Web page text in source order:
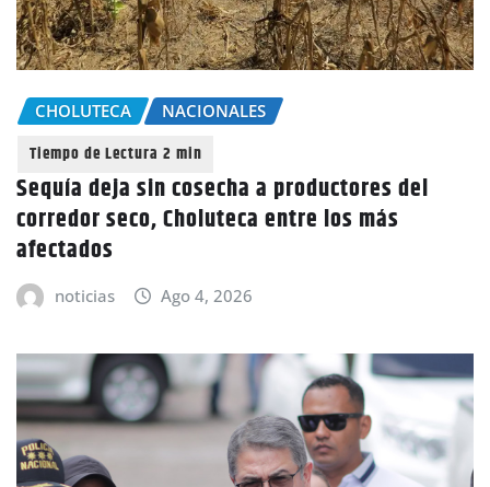
CHOLUTECA NACIONALES
Sequía deja sin cosecha a productores del
corredor seco, Choluteca entre los más
afectados
noticias Ago 4, 2026